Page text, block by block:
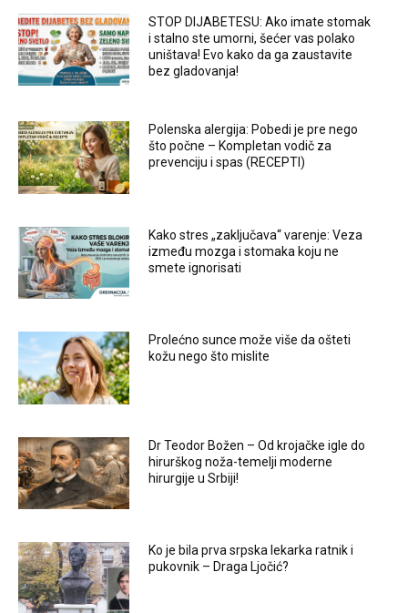
STOP DIJABETESU: Ako imate stomak
i stalno ste umorni, šećer vas polako
uništava! Evo kako da ga zaustavite
bez gladovanja!
Polenska alergija: Pobedi je pre nego
što počne – Kompletan vodič za
prevenciju i spas (RECEPTI)
Kako stres „zaključava“ varenje: Veza
između mozga i stomaka koju ne
smete ignorisati
Prolećno sunce može više da ošteti
kožu nego što mislite
Dr Teodor Božen – Od krojačke igle do
hirurškog noža-temelji moderne
hirurgije u Srbiji!
Ko je bila prva srpska lekarka ratnik i
pukovnik – Draga Ljočić?